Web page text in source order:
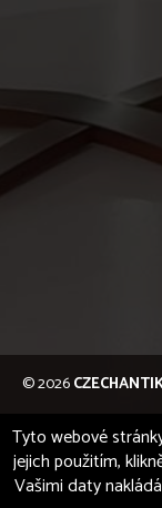
© 2026
Tyto webové
jejich použitím,
Vašimi daty